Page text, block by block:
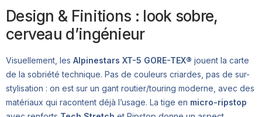
Design & Finitions : look sobre,
cerveau d’ingénieur
Visuellement, les Alpinestars XT-5 GORE-TEX® jouent la carte
de la sobriété technique. Pas de couleurs criardes, pas de sur-
stylisation : on est sur un gant routier/touring moderne, avec des
matériaux qui racontent déjà l’usage. La tige en micro-ripstop